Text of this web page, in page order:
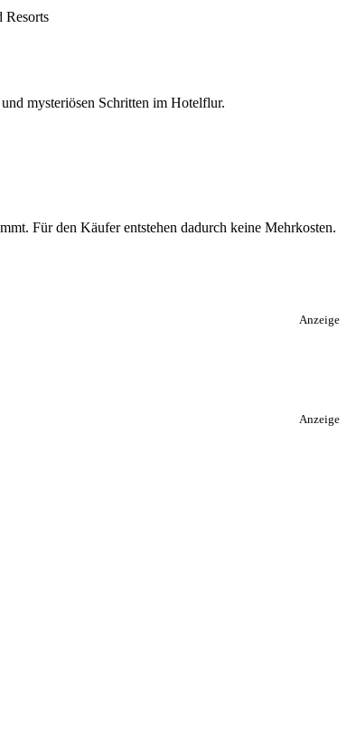
mysteriösen Schritten im Hotelflur.
Für den Käufer entstehen dadurch keine Mehrkosten.
Anzeige
Anzeige